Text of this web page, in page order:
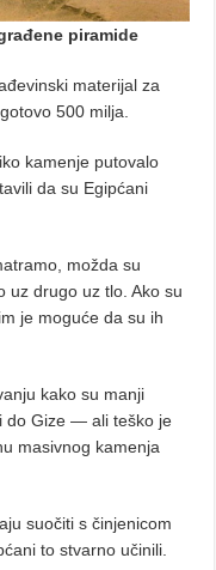
piramide
materijal za
500 milja.
kamenje putovalo
da su Egipćani
možda su
uz drugo uz tlo. Ako su
je moguće da su ih
kako su manji
do Gize — ali teško je
masivnog kamenja
suočiti s činjenicom
to stvarno učinili.